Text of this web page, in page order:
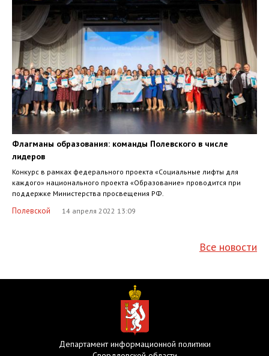
Флагманы образования: команды Полевского в числе
лидеров
Конкурс в рамках федерального проекта «Социальные лифты для
каждого» национального проекта «Образование» проводится при
поддержке Министерства просвещения РФ.
Полевской 14 апреля 2022 13:09
Все новости
Департамент информационной политики